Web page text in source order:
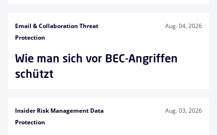
Email & Collaboration Threat
Protection
Aug. 04, 2026
Wie man sich vor BEC-Angriffen
schützt
Insider Risk Management Data
Protection
Aug. 03, 2026